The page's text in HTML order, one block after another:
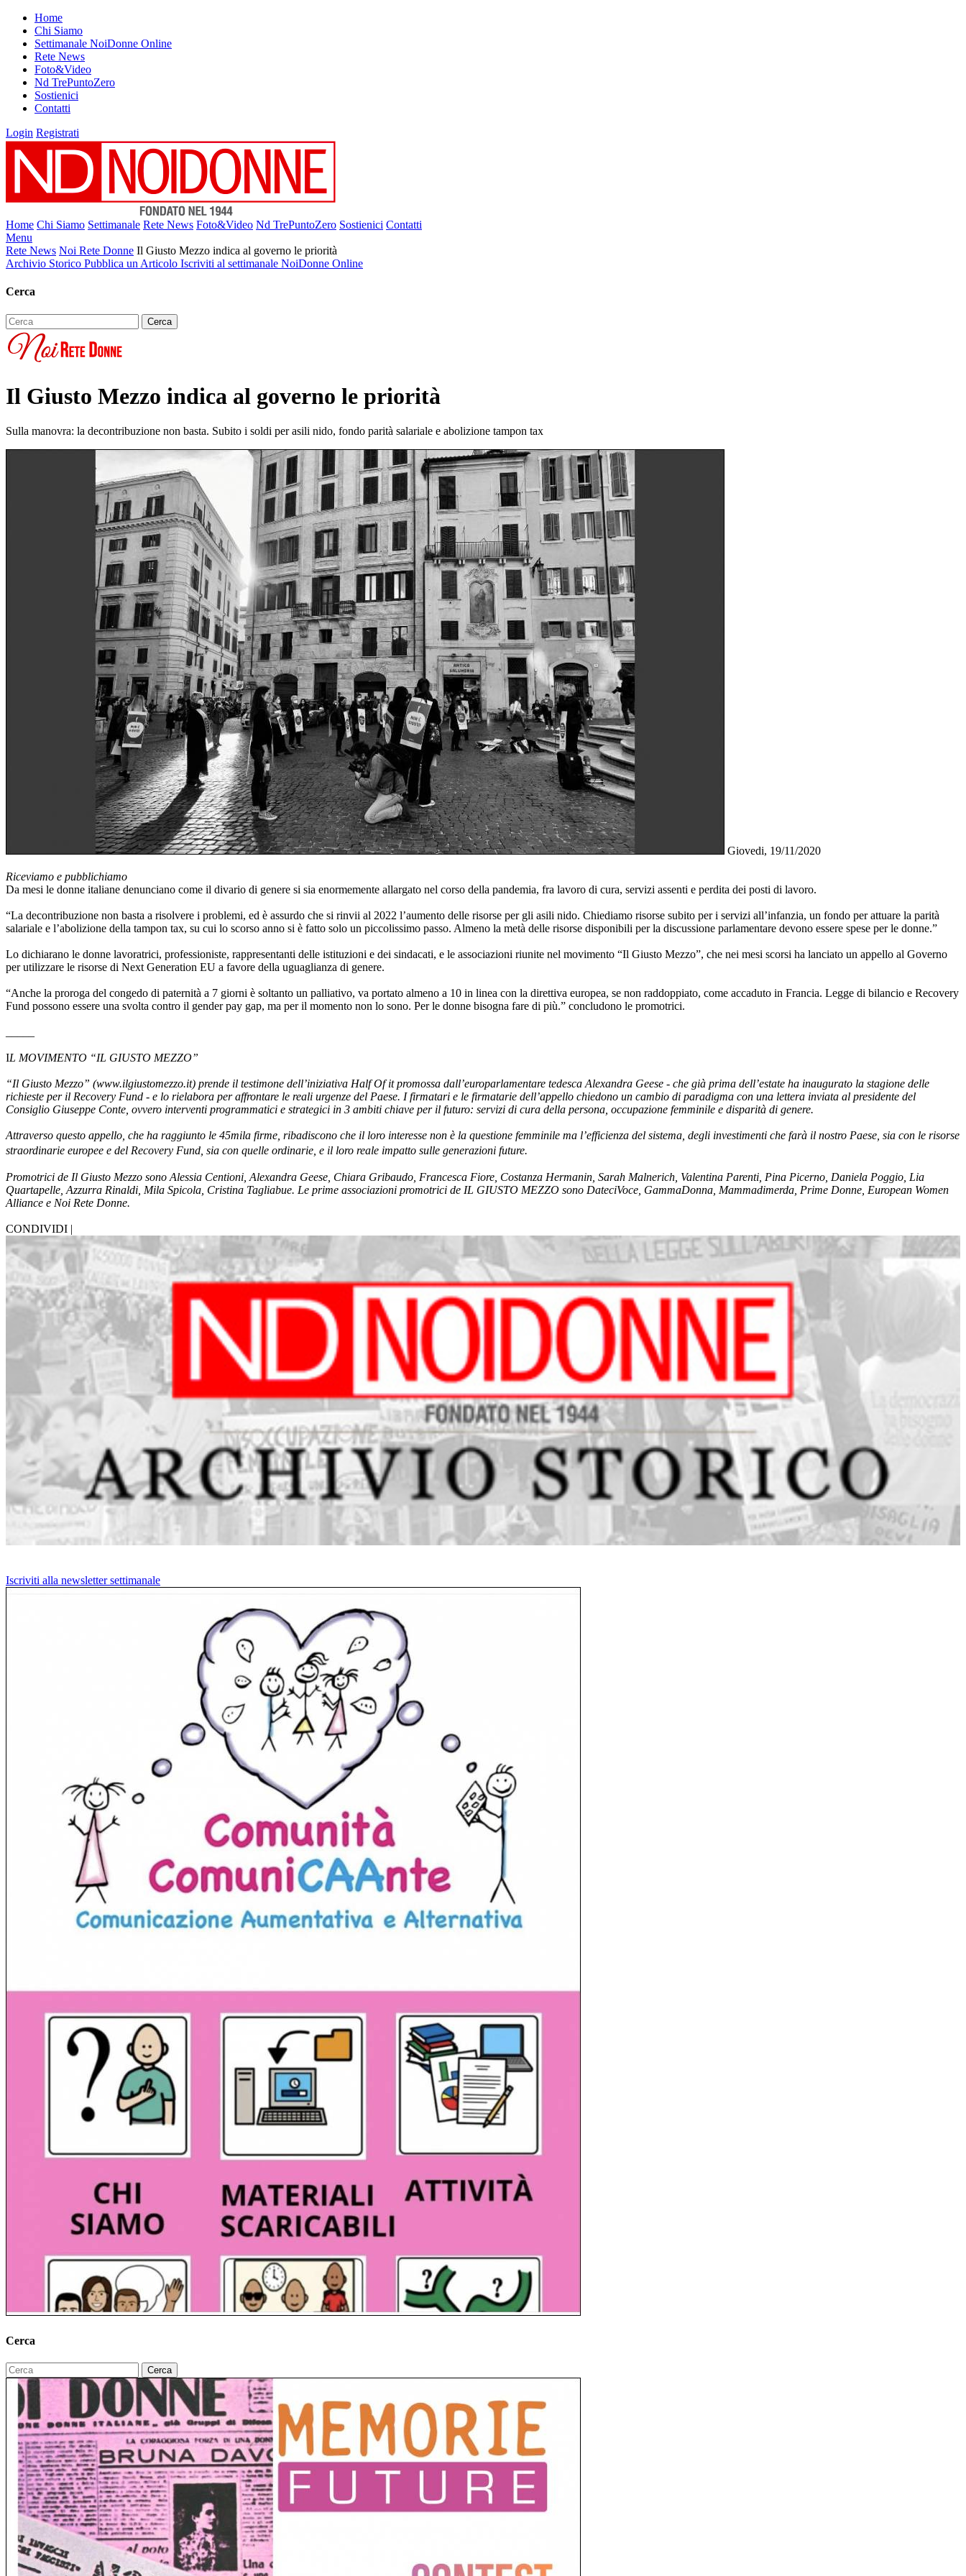
Home
Chi Siamo
Settimanale NoiDonne Online
Rete News
Foto&Video
Nd TrePuntoZero
Sostienici
Contatti
Login Registrati
Home Chi Siamo Settimanale Rete News Foto&Video Nd TrePuntoZero Sostienici Contatti
Menu
Rete News Noi Rete Donne Il Giusto Mezzo indica al governo le priorità
Archivio Storico Pubblica un Articolo Iscriviti al settimanale NoiDonne Online
Cerca
Il Giusto Mezzo indica al governo le priorità
Sulla manovra: la decontribuzione non basta. Subito i soldi per asili nido, fondo parità salariale e abolizione tampon tax
Giovedi, 19/11/2020
Riceviamo e pubblichiamo
Da mesi le donne italiane denunciano come il divario di genere si sia enormemente allargato nel corso della pandemia, fra lavoro di cura, servizi assenti e perdita dei posti di lavoro.
“La decontribuzione non basta a risolvere i problemi, ed è assurdo che si rinvii al 2022 l’aumento delle risorse per gli asili nido. Chiediamo risorse subito per i servizi all’infanzia, un fondo per attuare la parità
salariale e l’abolizione della tampon tax, su cui lo scorso anno si è fatto solo un piccolissimo passo. Almeno la metà delle risorse disponibili per la discussione parlamentare devono essere spese per le donne.”
Lo dichiarano le donne lavoratrici, professioniste, rappresentanti delle istituzioni e dei sindacati, e le associazioni riunite nel movimento “Il Giusto Mezzo”, che nei mesi scorsi ha lanciato un appello al Governo
per utilizzare le risorse di Next Generation EU a favore della uguaglianza di genere.
“Anche la proroga del congedo di paternità a 7 giorni è soltanto un palliativo, va portato almeno a 10 in linea con la direttiva europea, se non raddoppiato, come accaduto in Francia. Legge di bilancio e Recovery
Fund possono essere una svolta contro il gender pay gap, ma per il momento non lo sono. Per le donne bisogna fare di più.” concludono le promotrici.
IL MOVIMENTO “IL GIUSTO MEZZO”
“Il Giusto Mezzo” (www.ilgiustomezzo.it) prende il testimone dell’iniziativa Half Of it promossa dall’europarlamentare tedesca Alexandra Geese - che già prima dell’estate ha inaugurato la stagione delle
richieste per il Recovery Fund - e lo rielabora per affrontare le reali urgenze del Paese. I firmatari e le firmatarie dell’appello chiedono un cambio di paradigma con una lettera inviata al presidente del
Consiglio Giuseppe Conte, ovvero interventi programmatici e strategici in 3 ambiti chiave per il futuro: servizi di cura della persona, occupazione femminile e disparità di genere.
Attraverso questo appello, che ha raggiunto le 45mila firme, ribadiscono che il loro interesse non è la questione femminile ma l’efficienza del sistema, degli investimenti che farà il nostro Paese, sia con le risorse
straordinarie europee e del Recovery Fund, sia con quelle ordinarie, e il loro reale impatto sulle generazioni future.
Promotrici de Il Giusto Mezzo sono Alessia Centioni, Alexandra Geese, Chiara Gribaudo, Francesca Fiore, Costanza Hermanin, Sarah Malnerich, Valentina Parenti, Pina Picerno, Daniela Poggio, Lia
Quartapelle, Azzurra Rinaldi, Mila Spicola, Cristina Tagliabue. Le prime associazioni promotrici de IL GIUSTO MEZZO sono DateciVoce, GammaDonna, Mammadimerda, Prime Donne, European Women
Alliance e Noi Rete Donne.
CONDIVIDI |
Iscriviti alla newsletter settimanale
Cerca